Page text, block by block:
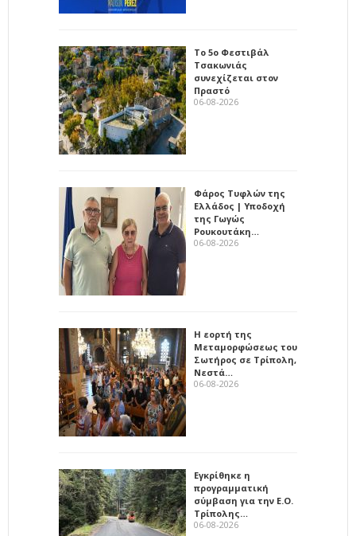
Το 5ο Φεστιβάλ
Τσακωνιάς
συνεχίζεται στον
Πραστό
06-08-2026
Φάρος Τυφλών της
Ελλάδος | Υποδοχή
της Γωγώς
Ρουκουτάκη…
06-08-2026
Η εορτή της
Μεταμορφώσεως του
Σωτήρος σε Τρίπολη,
Νεστά…
06-08-2026
Εγκρίθηκε η
προγραμματική
σύμβαση για την Ε.Ο.
Τρίπολης…
06-08-2026